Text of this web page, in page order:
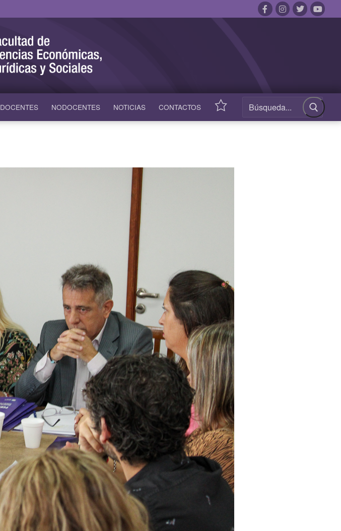
DOCENTES NODOCENTES NOTICIAS CONTACTOS ACCESOS